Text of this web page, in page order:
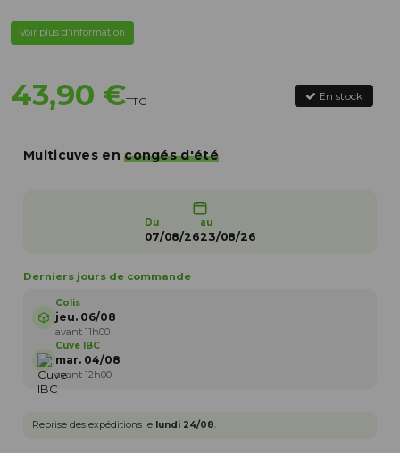
Voir plus d'information
43,90 €TTC En stock
Multicuves encongés d'été
Du
07/08/26
au
23/08/26
Derniers jours de commande
Colis
jeu. 06/08
avant 11h00
Cuve IBC
mar. 04/08
avant 12h00
Reprise des expéditions le lundi 24/08.